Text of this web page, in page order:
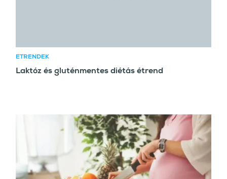
ÉTRENDEK
Laktóz és gluténmentes diétás étrend